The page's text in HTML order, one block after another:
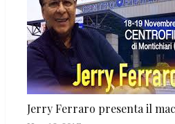
Jerry Ferraro presenta il